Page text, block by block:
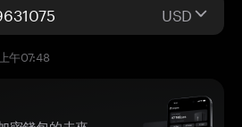
USD
午07:48